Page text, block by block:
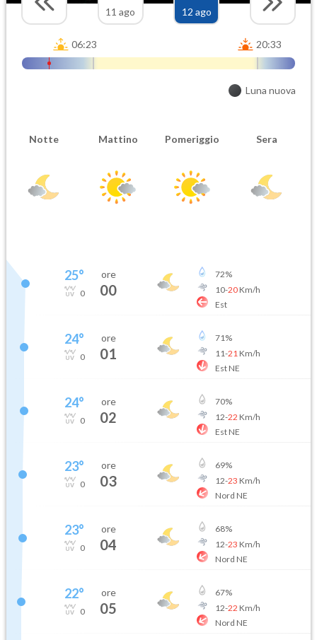
11 ago
12 ago
06:23 20:33
Luna nuova
Notte Mattino Pomeriggio Sera
25°
0
ore
00
72%
10-20Km/h
Est
24°
0
ore
01
71%
11-21 Km/h
Est NE
24°
0
ore
02
70%
12-22 Km/h
Est NE
23°
0
ore
03
69%
12-23 Km/h
Nord NE
23°
0
ore
04
68%
12-23 Km/h
Nord NE
22°
0
ore
05
67%
12-22 Km/h
Nord NE